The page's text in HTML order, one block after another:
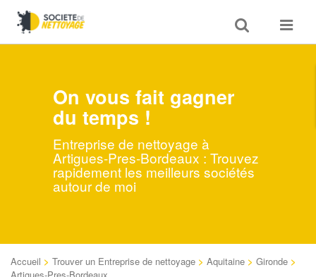
Toggle
search
Toggle
On vous fait gagner
du temps !
Entreprise de nettoyage à
Artigues-Pres-Bordeaux : Trouvez
rapidement les meilleurs sociétés
autour de moi
Accueil > Trouver un Entreprise de nettoyage > Aquitaine > Gironde >